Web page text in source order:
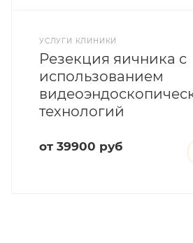
УСЛУГИ КЛИНИКИ
Резекция яичника с
использованием
технологий
от 39900 руб